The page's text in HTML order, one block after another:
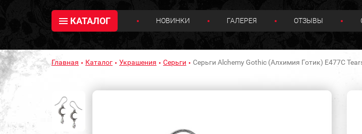
КАТАЛОГ НОВИНКИ ГАЛЕРЕЯ ОТЗЫВЫ
Главная Каталог Украшения Серьги Серьги Alchemy Gothic (Алхимия Готик) E477C